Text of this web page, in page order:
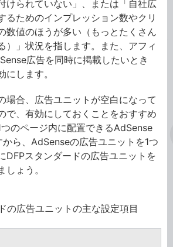
けられていない」、または「自社広
るためのインプレッション数やクリ
数値のほうが多い（もっとたくさん
）」状況を指します。また、アフィ
広告を同時に掲載したいとき
にします。
場合、広告ユニットが空白になって
で、有効にしておくことをおすすめ
のページ内に配置できるAdSense
ら、AdSenseの広告ユニットを1つ
DFPスタンダードの広告ユニットを
ょう。
の広告ユニットの主な設定項目